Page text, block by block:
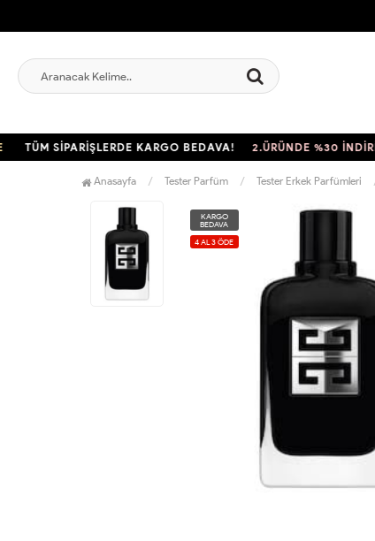
SİPARİŞLERDE KARGO BEDAVA! 2.ÜRÜNDE %30 İNDİRİM
Anasayfa Tester Parfüm Tester Erkek Parfümleri
KARGO
BEDAVA
4 AL 3 ÖDE